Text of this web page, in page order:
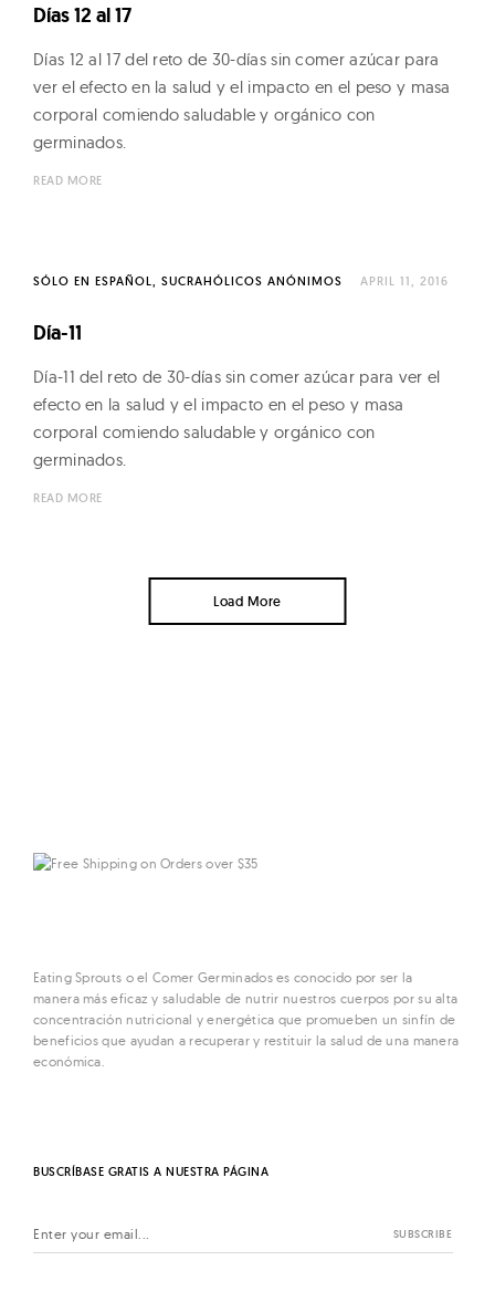
Días 12 al 17
Días 12 al 17 del reto de 30-días sin comer azúcar para
ver el efecto en la salud y el impacto en el peso y masa
corporal comiendo saludable y orgánico con
germinados.
READ MORE
SÓLO EN ESPAÑOL SUCRAHÓLICOS ANÓNIMOS APRIL 11, 2016
Día-11
Día-11 del reto de 30-días sin comer azúcar para ver el
efecto en la salud y el impacto en el peso y masa
corporal comiendo saludable y orgánico con
germinados.
READ MORE
Load More
Eating Sprouts o el Comer Germinados es conocido por ser la
manera más eficaz y saludable de nutrir nuestros cuerpos por su alta
concentración nutricional y energética que promueben un sinfín de
beneficios que ayudan a recuperar y restituir la salud de una manera
económica.
BUSCRÍBASE GRATIS A NUESTRA PÁGINA